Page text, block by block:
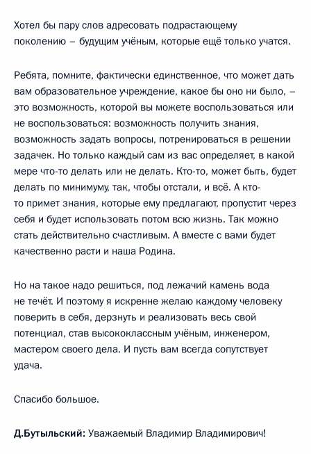
Хотел бы пару слов адресовать подрастающему
поколению – будущим учёным, которые ещё только учатся.
Ребята, помните, фактически единственное, что может дать
вам образовательное учреждение, какое бы оно ни было, –
это возможность, которой вы можете воспользоваться или
не воспользоваться: возможность получить знания,
возможность задать вопросы, потренироваться в решении
задачек. Но только каждый сам из вас определяет, в какой
мере что-то делать или не делать. Кто-то, может быть, будет
делать по минимуму, так, чтобы отстали, и всё. А кто-
то примет знания, которые ему предлагают, пропустит через
себя и будет использовать потом всю жизнь. Так можно
стать действительно счастливым. А вместе с вами будет
качественно расти и наша Родина.
Но на такое надо решиться, под лежачий камень вода
не течёт. И поэтому я искренне желаю каждому человеку
поверить в себя, дерзнуть и реализовать весь свой
потенциал, став высококлассным учёным, инженером,
мастером своего дела. И пусть вам всегда сопутствует
удача.
Спасибо большое.
Д.Бутыльский: Уважаемый Владимир Владимирович!